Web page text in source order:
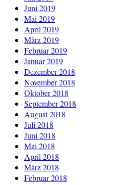
Juni 2019
Mai 2019
April 2019
März 2019
Februar 2019
Januar 2019
Dezember 2018
November 2018
Oktober 2018
September 2018
August 2018
Juli 2018
Juni 2018
Mai 2018
April 2018
März 2018
Februar 2018